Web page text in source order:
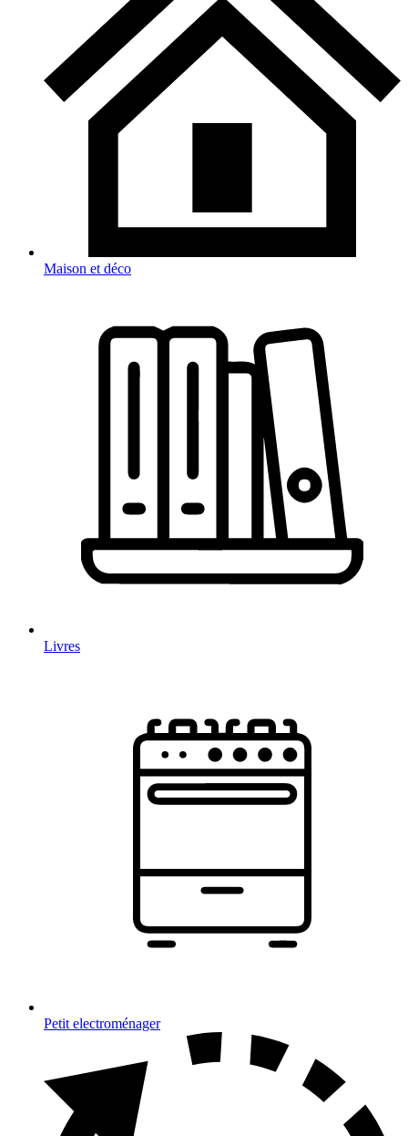
Maison et déco
Livres
Petit electroménager